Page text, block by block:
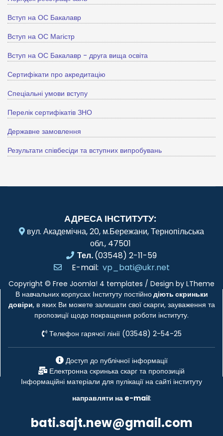
Вступ на ОС Бакалавр
Вступ на ОС Магістр
Вступ на ОС Бакалавр - друга вища освіта
Сертифікати про акредитацію
Спеціальні умови вступу
Перелік сертифікатів ЗНО
Державне замовлення
Результати співбесіди та вступних випробувань
АДРЕСА ІНСТИТУТУ:
вул. Академічна, 20, м.Бережани, Тернопільська
обл., 47501
Тел.(03548) 2-11-59
E-mail: vp_bati@ukr.net
Copyright © Free Joomla! 4 templates / Design by LTheme
В навчальних корпусах Інституту постійнодіють скриньки
довіри, в яких Ви можете залишати свої скарги, зауваження та
пропозиції щодо покращення роботи інституту.
Телефон гарячої лінії (03548) 2-54-25
Доступ до публічної інформації
Електронна скринька скарг та пропозицій
Інформаційні матеріали для пулікації на сайті інституту
направляти на e-mail:
bati.sajt.new@gmail.com